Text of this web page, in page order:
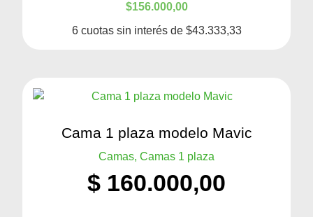
$156.000,00
6 cuotas sin interés de $43.333,33
Cama 1 plaza modelo Mavic
Camas, Camas 1 plaza
$ 160.000,00